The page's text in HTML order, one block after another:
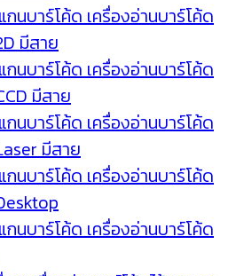
กนบาร์โค้ด เครื่องอ่านบาร์โค้ด
มีสาย
กนบาร์โค้ด เครื่องอ่านบาร์โค้ด
มีสาย
กนบาร์โค้ด เครื่องอ่านบาร์โค้ด
มีสาย
กนบาร์โค้ด เครื่องอ่านบาร์โค้ด
กนบาร์โค้ด เครื่องอ่านบาร์โค้ด